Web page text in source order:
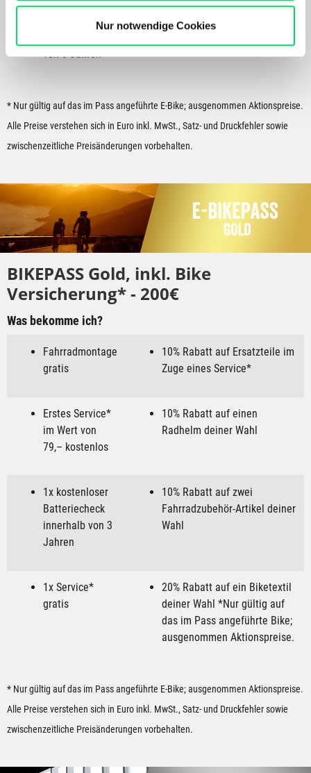
Bergspezl verwendet Cookies, um Inhalte und Anzeigen
zu personalisieren, Funktionen für soziale Medien
anbieten zu können und die Zugriffe auf unsere Website
zu analysieren. Außerdem geben wir Informationen zu
Unsere Partner führen diese Informationen
möglicherweise mit weiteren Daten zusammen, die Du
ihnen bereitgestellt hast oder die sie im Rahmen Deiner
Nur notwendige Cookies
1x kostenloser
von 3 Jahren
* Nur gültig auf das im Pass angeführte E-Bike; ausgenommen Aktionspreise.
Alle Preise verstehen sich in Euro inkl. MwSt., Satz- und Druckfehler sowie
zwischenzeitliche Preisänderungen vorbehalten.
BIKEPASS Gold, inkl. Bike
Versicherung* - 200€
Was bekomme ich?
Fahrradmontage
gratis
10% Rabatt auf Ersatzteile im
Zuge eines Service*
Erstes Service*
im Wert von
79,– kostenlos
10% Rabatt auf einen
Radhelm deiner Wahl
1x kostenloser
Batteriecheck
innerhalb von 3
Jahren
10% Rabatt auf zwei
Fahrradzubehör-Artikel deiner
Wahl
1x Service*
gratis
20% Rabatt auf ein Biketextil
deiner Wahl *Nur gültig auf
das im Pass angeführte Bike;
ausgenommen Aktionspreise.
* Nur gültig auf das im Pass angeführte E-Bike; ausgenommen Aktionspreise.
Alle Preise verstehen sich in Euro inkl. MwSt., Satz- und Druckfehler sowie
zwischenzeitliche Preisänderungen vorbehalten.